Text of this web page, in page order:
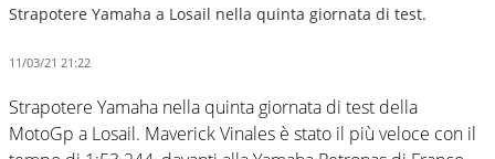
Strapotere Yamaha a Losail nella quinta giornata di test.
11/03/21 21:22
Strapotere Yamaha nella quinta giornata di test della
MotoGp a Losail. Maverick Vinales è stato il più veloce con il